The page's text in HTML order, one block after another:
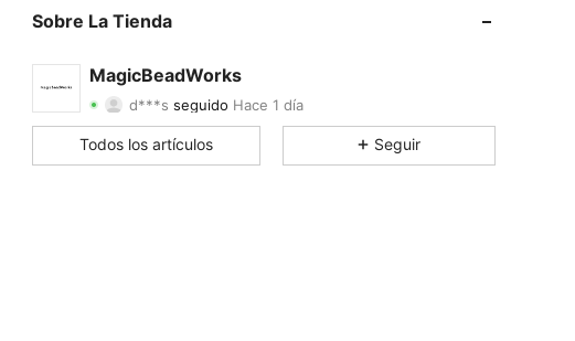
Sobre La Tienda
MagicBeadWorks
4.88 Calificación 2 Artículos
4.88
Todos los artículos Seguir